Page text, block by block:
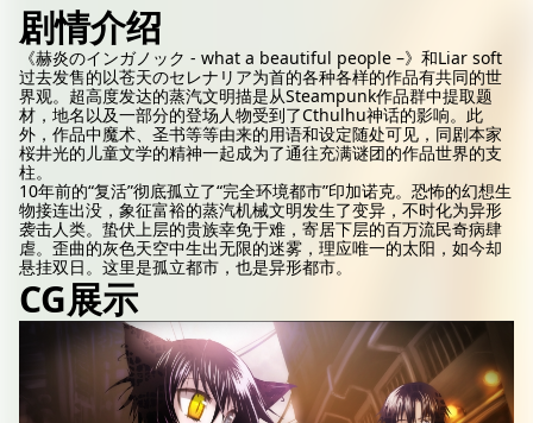
剧情介绍
《赫炎のインガノック - what a beautiful people –》和Liar soft
过去发售的以苍天のセレナリア为首的各种各样的作品有共同的世
界观。超高度发达的蒸汽文明描是从Steampunk作品群中提取题
材，地名以及一部分的登场人物受到了Cthulhu神话的影响。此
外，作品中魔术、圣书等等由来的用语和设定随处可见，同剧本家
桜井光的儿童文学的精神一起成为了通往充满谜团的作品世界的支
柱。
10年前的“复活”彻底孤立了“完全环境都市”印加诺克。恐怖的幻想生
物接连出没，象征富裕的蒸汽机械文明发生了变异，不时化为异形
袭击人类。蛰伏上层的贵族幸免于难，寄居下层的百万流民奇病肆
虐。歪曲的灰色天空中生出无限的迷雾，理应唯一的太阳，如今却
悬挂双日。这里是孤立都市，也是异形都市。
CG展示